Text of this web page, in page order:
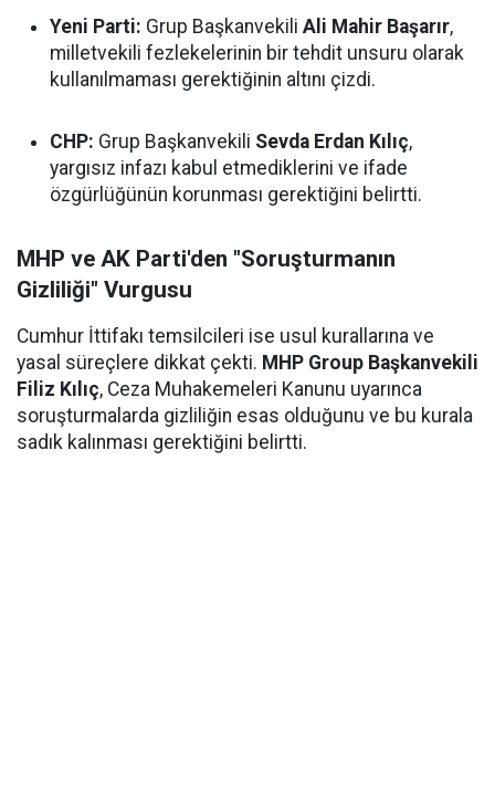
Yeni Parti: Grup Başkanvekili Ali Mahir Başarır,
milletvekili fezlekelerinin bir tehdit unsuru olarak
kullanılmaması gerektiğinin altını çizdi.
CHP: Grup Başkanvekili Sevda Erdan Kılıç,
yargısız infazı kabul etmediklerini ve ifade
özgürlüğünün korunması gerektiğini belirtti.
MHP ve AK Parti'den "Soruşturmanın
Gizliliği" Vurgusu
Cumhur İttifakı temsilcileri ise usul kurallarına ve
yasal süreçlere dikkat çekti. MHP Group Başkanvekili
Filiz Kılıç, Ceza Muhakemeleri Kanunu uyarınca
soruşturmalarda gizliliğin esas olduğunu ve bu kurala
sadık kalınması gerektiğini belirtti.